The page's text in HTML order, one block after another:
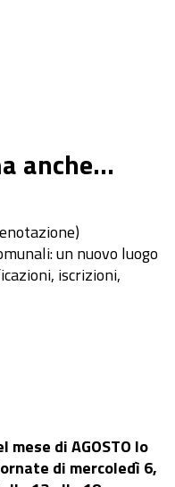
anche...
un nuovo luogo
iscrizioni,
mese di AGOSTO lo
di mercoledì 6,